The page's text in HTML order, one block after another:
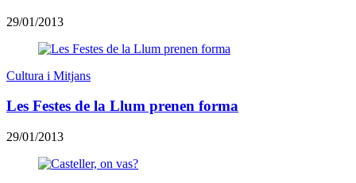
29/01/2013
Cultura i Mitjans
Les Festes de la Llum prenen forma
29/01/2013